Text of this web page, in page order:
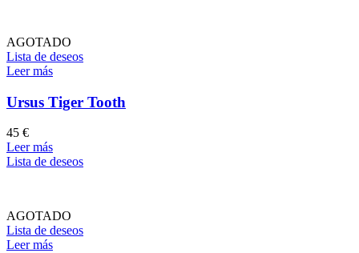
AGOTADO
Lista de deseos
Leer más
Ursus Tiger Tooth
45 €
Leer más
Lista de deseos
AGOTADO
Lista de deseos
Leer más